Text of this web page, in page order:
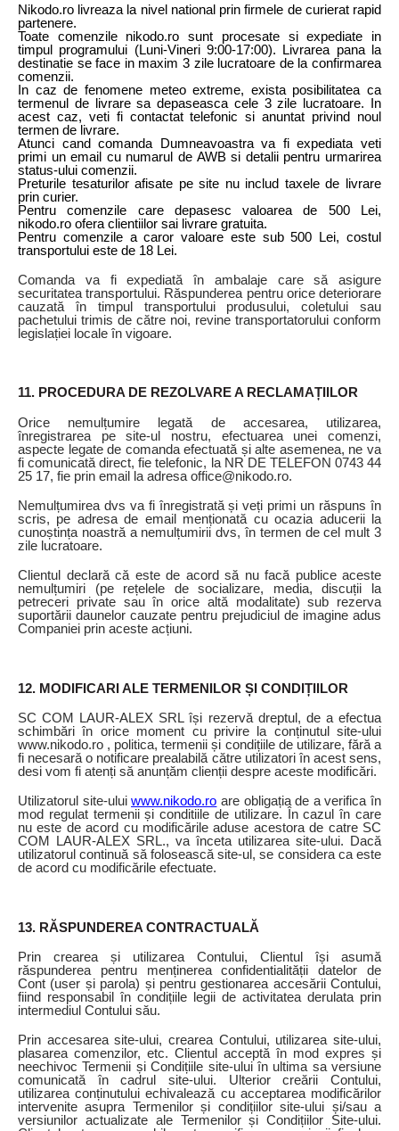
Nikodo.ro livreaza la nivel national prin firmele de curierat rapid
partenere.
Toate comenzile nikodo.ro sunt procesate si expediate in
timpul programului (Luni-Vineri 9:00-17:00). Livrarea pana la
destinatie se face in maxim 3 zile lucratoare de la confirmarea
comenzii.
In caz de fenomene meteo extreme, exista posibilitatea ca
termenul de livrare sa depaseasca cele 3 zile lucratoare. In
acest caz, veti fi contactat telefonic si anuntat privind noul
termen de livrare.
Atunci cand comanda Dumneavoastra va fi expediata veti
primi un email cu numarul de AWB si detalii pentru urmarirea
status-ului comenzii.
Preturile tesaturilor afisate pe site nu includ taxele de livrare
prin curier.
Pentru comenzile care depasesc valoarea de 500 Lei,
nikodo.ro ofera clientiilor sai livrare gratuita.
Pentru comenzile a caror valoare este sub 500 Lei, costul
transportului este de 18 Lei.
Comanda va fi expediată în ambalaje care să asigure
securitatea transportului. Răspunderea pentru orice deteriorare
cauzată în timpul transportului produsului, coletului sau
pachetului trimis de către noi, revine transportatorului conform
legislației locale în vigoare.
11. PROCEDURA DE REZOLVARE A RECLAMAȚIILOR
Orice nemulțumire legată de accesarea, utilizarea,
înregistrarea pe site-ul nostru, efectuarea unei comenzi,
aspecte legate de comanda efectuată și alte asemenea, ne va
fi comunicată direct, fie telefonic, la NR DE TELEFON 0743 44
25 17, fie prin email la adresa office@nikodo.ro.
Nemulțumirea dvs va fi înregistrată și veți primi un răspuns în
scris, pe adresa de email menționată cu ocazia aducerii la
cunoștința noastră a nemulțumirii dvs, în termen de cel mult 3
zile lucratoare.
Clientul declară că este de acord să nu facă publice aceste
nemulțumiri (pe rețelele de socializare, media, discuții la
petreceri private sau în orice altă modalitate) sub rezerva
suportării daunelor cauzate pentru prejudiciul de imagine adus
Companiei prin aceste acțiuni.
12. MODIFICARI ALE TERMENILOR ȘI CONDIȚIILOR
SC COM LAUR-ALEX SRL își rezervă dreptul, de a efectua
schimbări în orice moment cu privire la conținutul site-ului
www.nikodo.ro , politica, termenii și condițiile de utilizare, fără a
fi necesară o notificare prealabilă către utilizatori în acest sens,
desi vom fi atenți să anunțăm clienții despre aceste modificări.
Utilizatorul site-uluiwww.nikodo.ro are obligația de a verifica în
mod regulat termenii și conditiile de utilizare. În cazul în care
nu este de acord cu modificările aduse acestora de catre SC
COM LAUR-ALEX SRL., va înceta utilizarea site-ului. Dacă
utilizatorul continuă să folosească site-ul, se considera ca este
de acord cu modificările efectuate.
13. RĂSPUNDEREA CONTRACTUALĂ
Prin crearea și utilizarea Contului, Clientul își asumă
răspunderea pentru menținerea confidentialității datelor de
Cont (user și parola) și pentru gestionarea accesării Contului,
fiind responsabil în condițiile legii de activitatea derulata prin
intermediul Contului său.
Prin accesarea site-ului, crearea Contului, utilizarea site-ului,
plasarea comenzilor, etc. Clientul acceptă în mod expres și
neechivoc Termenii și Condițiile site-ului în ultima sa versiune
comunicată în cadrul site-ului. Ulterior creării Contului,
utilizarea conținutului echivalează cu acceptarea modificărilor
intervenite asupra Termenilor și condițiilor site-ului și/sau a
versiunilor actualizate ale Termenilor și Condițiilor Site-ului.